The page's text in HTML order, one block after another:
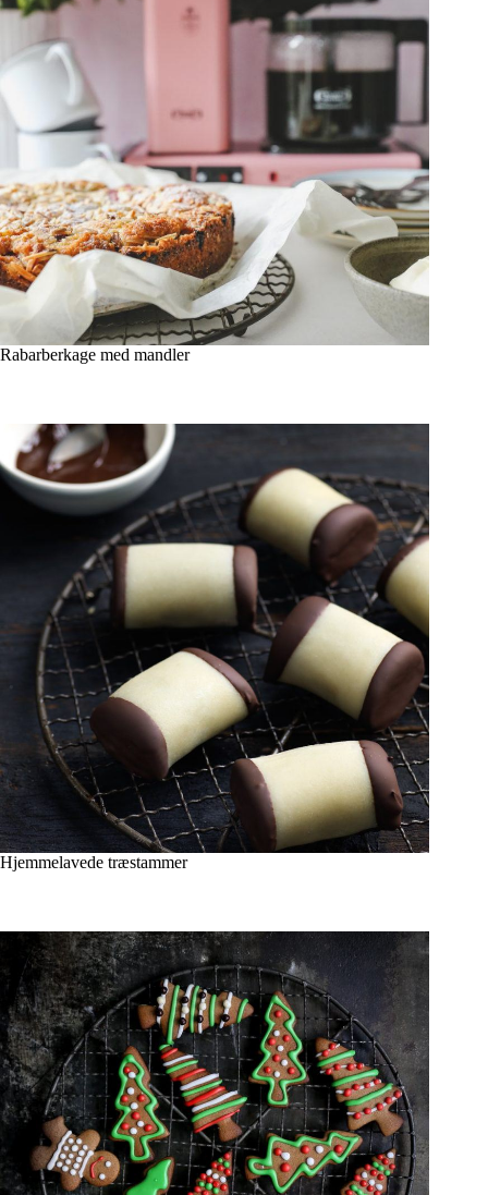
Rabarberkage med mandler
Hjemmelavede træstammer